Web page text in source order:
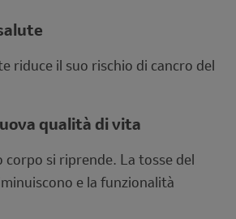
riduce il suo rischio di cancro del
qualità di vita
si riprende. La tosse del
e la funzionalità